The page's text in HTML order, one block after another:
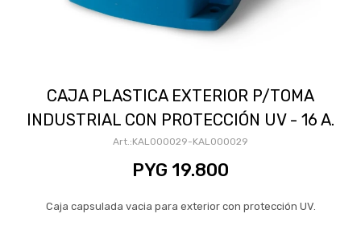
CAJA PLASTICA EXTERIOR P/TOMA
INDUSTRIAL CON PROTECCIÓN UV - 16 A.
KAL000029-KAL000029
PYG 19.800
Caja capsulada vacia para exterior con protección UV.